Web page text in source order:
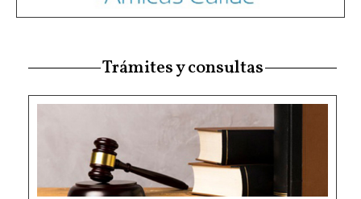
Trámites y consultas